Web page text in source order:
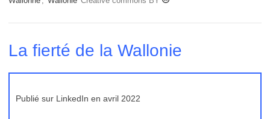
La fierté de la Wallonie
Publié sur LinkedIn en avril 2022